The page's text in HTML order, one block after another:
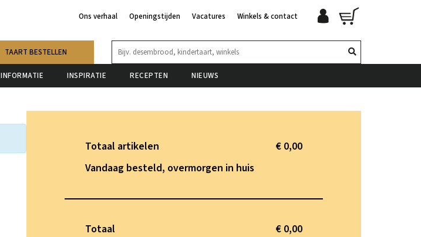
Ons verhaal Openingstijden Vacatures Winkels & contact
TAART BESTELLEN
INFORMATIE INSPIRATIE RECEPTEN NIEUWS
Totaal artikelen
€ 0,00
Vandaag besteld, overmorgen in huis
Totaal € 0,00